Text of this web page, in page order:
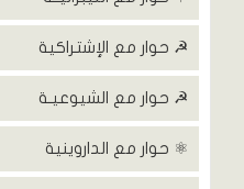
☭ حوار مع الإشتراكية
☭ حوار مع الشيوعيـة
⚛ حوار مع الداروينية